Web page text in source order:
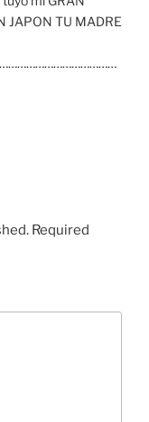
JAPON TU MADRE
Required